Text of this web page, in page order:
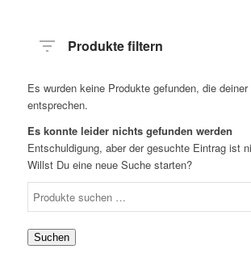
Produkte filtern
Es wurden keine Produkte gefunden, die deiner
entsprechen.
Es konnte leider nichts gefunden werden
Entschuldigung, aber der gesuchte Eintrag ist
Willst Du eine neue Suche starten?
Suchen